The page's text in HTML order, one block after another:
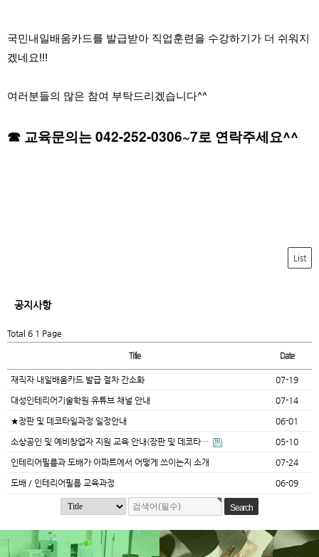
국민내일배움카드를 발급받아 직업훈련을 수강하기가 더 쉬워지
겠네요!!!
여러분들의 많은 참여 부탁드리겠습니다^^
☎ 교육문의는 042-252-0306~7로 연락주세요^^
List
공지사항
Total 6 1 Page
Title Date
재직자 내일배움카드 발급 절차 간소화 07-19
대성인테리어기술학원 유튜브 채널 안내 07-14
★장판 및 데코타일과정 일정안내 06-01
소상공인 및 예비창업자 지원 교육 안내(장판 및 데코타… 05-10
인테리어필름과 도배가 아파트에서 어떻게 쓰이는지 소개 07-24
도배 / 인테리어필름 교육과정 06-09